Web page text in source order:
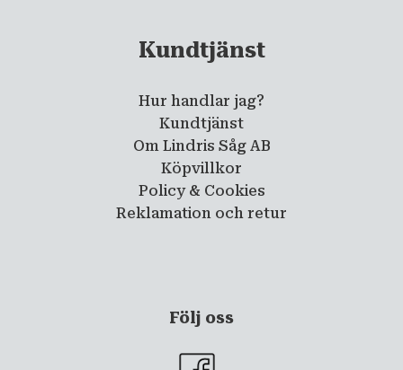
Kundtjänst
Hur handlar jag?
Kundtjänst
Om Lindris Såg AB
Köpvillkor
Policy & Cookies
Reklamation och retur
Följ oss